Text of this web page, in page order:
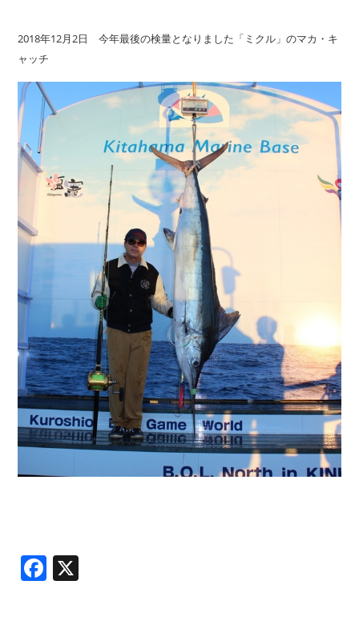
2018年12月2日 今年最後の検量となりました「ミクル」のマカ・キ
ャッチ
Facebook